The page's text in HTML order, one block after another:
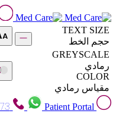
TEXT SIZE
حجم الخط
GREYSCALE
رمادي
COLOR
مقياس رمادي
Patient Portal